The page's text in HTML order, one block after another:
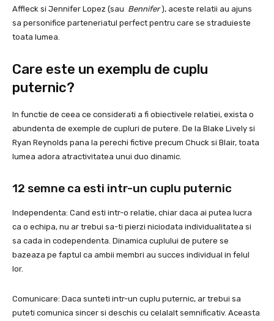
Affleck si Jennifer Lopez (sau Bennifer), aceste relatii au ajuns
sa personifice parteneriatul perfect pentru care se straduieste
toata lumea.
Care este un exemplu de cuplu
puternic?
In functie de ceea ce considerati a fi obiectivele relatiei, exista o
abundenta de exemple de cupluri de putere. De la Blake Lively si
Ryan Reynolds pana la perechi fictive precum Chuck si Blair, toata
lumea adora atractivitatea unui duo dinamic.
12 semne ca esti intr-un cuplu puternic
Independenta: Cand esti intr-o relatie, chiar daca ai putea lucra
ca o echipa, nu ar trebui sa-ti pierzi niciodata individualitatea si
sa cada in codependenta. Dinamica cuplului de putere se
bazeaza pe faptul ca ambii membri au succes individual in felul
lor.
Comunicare: Daca sunteti intr-un cuplu puternic, ar trebui sa
puteti comunica sincer si deschis cu celalalt semnificativ. Aceasta